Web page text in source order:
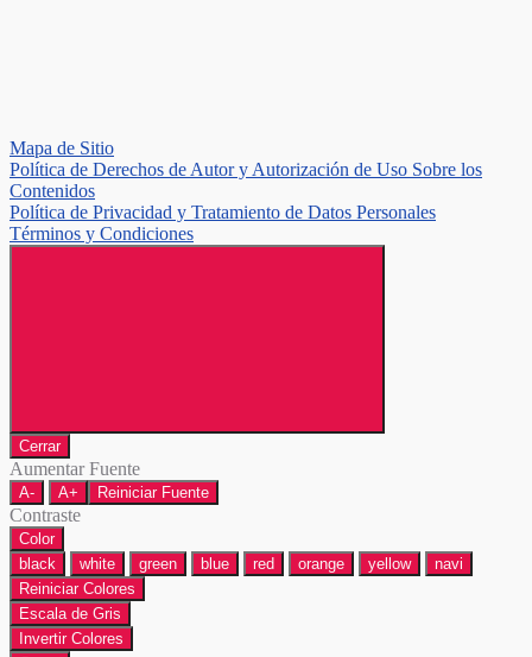
Mapa de Sitio
Política de Derechos de Autor y Autorización de Uso Sobre los
Contenidos
Política de Privacidad y Tratamiento de Datos Personales
Términos y Condiciones
Cerrar
Aumentar Fuente
A- A+ Reiniciar Fuente
Contraste
Color
black
white green blue red orange yellow
navi
Reiniciar Colores
Escala de Gris
Invertir Colores